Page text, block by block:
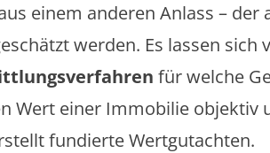
einem anderen Anlass – der
werden. Es lassen sich
für welche
Wert einer Immobilie objektiv
fundierte Wertgutachten.